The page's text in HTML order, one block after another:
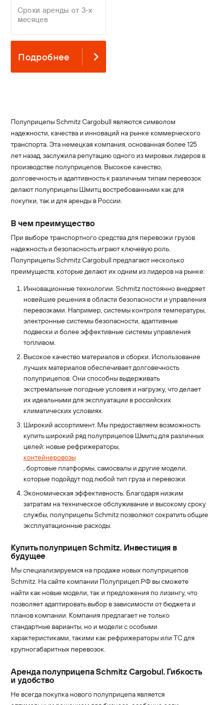
Сроки аренды от 3-х
месяцев
Подробнее
Полуприцепы Schmitz Cargobull являются символом
надежности, качества и инноваций на рынке коммерческого
транспорта. Эта немецкая компания, основанная более 125
лет назад, заслужила репутацию одного из мировых лидеров в
производстве полуприцепов. Высокое качество,
долговечность и адаптивность к различным типам перевозок
делают полуприцепы Шмитц востребованными как для
покупки, так и для аренды в России.
В чем преимущество
При выборе транспортного средства для перевозки грузов
надежность и безопасность играют ключевую роль.
Полуприцепы Schmitz Cargobull предлагают несколько
преимуществ, которые делают их одним из лидеров на рынке:
Инновационные технологии. Schmitz постоянно внедряет
новейшие решения в области безопасности и управления
перевозками. Например, системы контроля температуры,
электронные системы безопасности, адаптивные
подвески и более эффективные системы управления
топливом.
Высокое качество материалов и сборки. Использование
лучших материалов обеспечивает долговечность
полуприцепов. Они способны выдерживать
экстремальные погодные условия и нагрузку, что делает
их идеальными для эксплуатации в российских
климатических условиях.
Широкий ассортимент. Мы предоставляем возможность
купить широкий ряд полуприцепов Шмитц для различных
целей: новые рефрижераторы,
контейнеровозы
, бортовые платформы, самосвалы и другие модели,
которые подойдут под любой тип груза и перевозки.
Экономическая эффективность. Благодаря низким
затратам на техническое обслуживание и высокому сроку
службы, полуприцепы Schmitz позволяют сократить общие
эксплуатационные расходы.
Купить полуприцеп Schmitz. Инвестиция в
будущее
Мы специализируемся на продаже новых полуприцепов
Schmitz. На сайте компании Полуприцеп.РФ вы сможете
найти как новые модели, так и предложения по лизингу, что
позволяет адаптировать выбор в зависимости от бюджета и
планов компании. Компания предлагает не только
стандартные варианты, но и модели с особыми
характеристиками, такими как рефрижераторы или ТС для
крупногабаритных перевозок.
Аренда полуприцепа Schmitz Cargobul. Гибкость
и удобство
Не всегда покупка нового полуприцепа является